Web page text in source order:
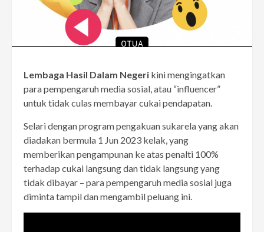
Lembaga Hasil Dalam Negeri kini mengingatkan
para pempengaruh media sosial, atau “influencer”
untuk tidak culas membayar cukai pendapatan.
Selari dengan program pengakuan sukarela yang akan
diadakan bermula 1 Jun 2023 kelak, yang
memberikan pengampunan ke atas penalti 100%
terhadap cukai langsung dan tidak langsung yang
tidak dibayar – para pempengaruh media sosial juga
diminta tampil dan mengambil peluang ini.